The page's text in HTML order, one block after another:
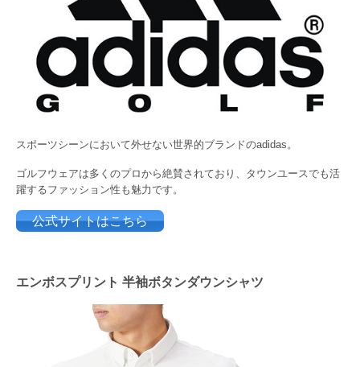
スポーツシーンにおいて外せない世界的ブランドのadidas。
ゴルフウェアは多くのプロから絶賛されており、タウンユースでも活
躍するファッション性も魅力です。
公式サイトはこちら
エンボスプリント 半袖ボタンダウンシャツ